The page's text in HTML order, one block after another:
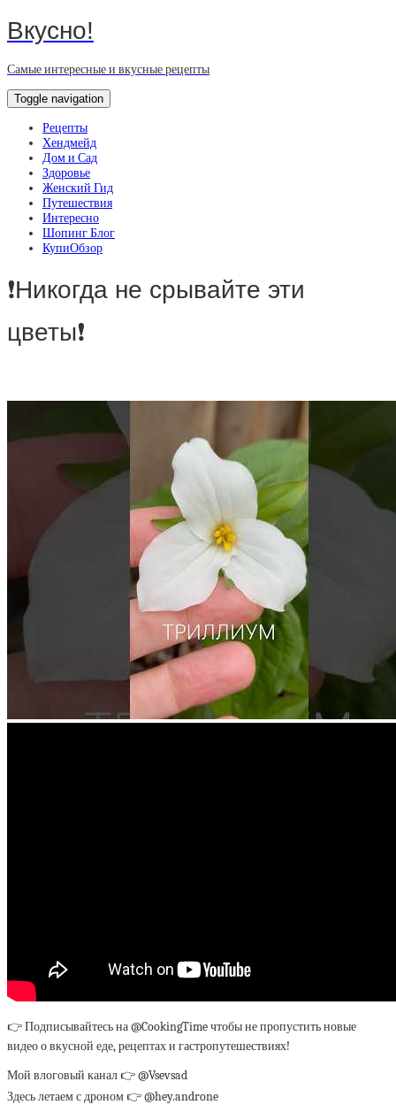
Вкусно!
Самые интересные и вкусные рецепты
Toggle navigation
Рецепты
Хендмейд
Дом и Сад
Здоровье
Женский Гид
Путешествия
Интересно
Шопинг Блог
КупиОбзор
❗️Никогда не срывайте эти
цветы❗️
👉 Подписывайтесь на @CookingTime чтобы не пропустить новые
видео о вкусной еде, рецептах и гастропутешествиях!
Мой влоговый канал 👉 @Vsevsad
Здесь летаем с дроном 👉 @hey.androne